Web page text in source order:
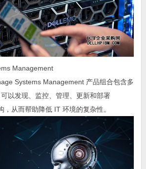
Management
Systems Management 产品组合包含多
以发现、监控、管理、更新和部署
，从而帮助降低 IT 环境的复杂性。